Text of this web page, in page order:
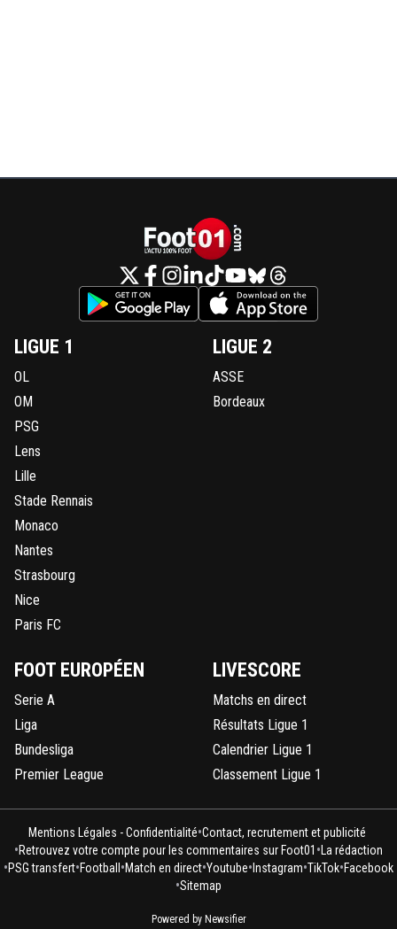
LIGUE 1
OL
OM
PSG
Lens
Lille
Stade Rennais
Monaco
Nantes
Strasbourg
Nice
Paris FC
LIGUE 2
ASSE
Bordeaux
FOOT EUROPÉEN
Serie A
Liga
Bundesliga
Premier League
LIVESCORE
Matchs en direct
Résultats Ligue 1
Calendrier Ligue 1
Classement Ligue 1
Mentions Légales - Confidentialité•Contact, recrutement et publicité
•Retrouvez votre compte pour les commentaires sur Foot01 • La rédaction
•PSG transfert•Football •Match en direct•Youtube• Instagram•TikTok•Facebook
•Sitemap
Powered by Newsifier